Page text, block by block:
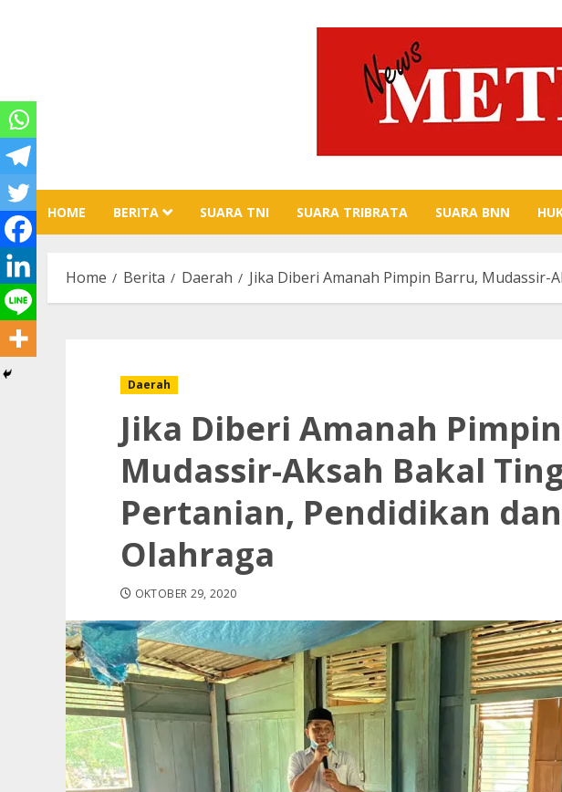
HOME BERITA SUARA TNI SUARA TRIBRATA SUARA BNN
Home Berita Daerah Jika Diberi Amanah Pimpin Barru,
Daerah
Jika Diberi Amanah
Mudassir-Aksah Bakal
Pertanian, Pendidikan dan
Olahraga
OKTOBER 29, 2020